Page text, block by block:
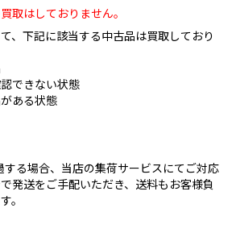
、下記に該当する中古品は買取しており
できない状態
ある状態
る場合、当店の集荷サービスにてご対応
発送をご手配いただき、送料もお客様負
。